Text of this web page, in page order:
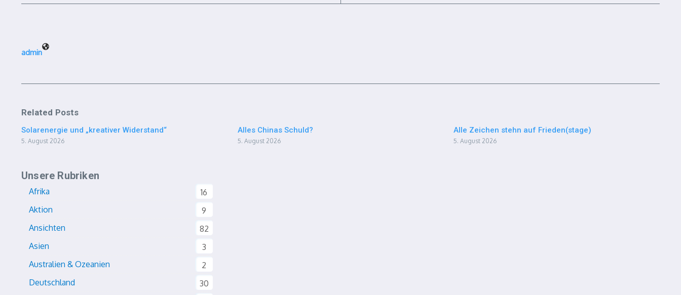
admin
Related Posts
Solarenergie und „kreativer Widerstand“
5. August 2026
Alles Chinas Schuld?
5. August 2026
Alle Zeichen stehn auf Frieden(stage)
5. August 2026
Unsere Rubriken
Afrika
16
Aktion
9
Ansichten
82
Asien
3
Australien & Ozeanien
2
Deutschland
30